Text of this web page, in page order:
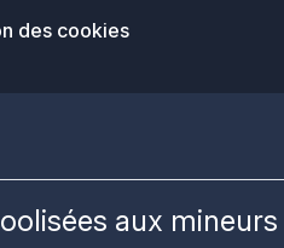
des cookies
aux mineurs